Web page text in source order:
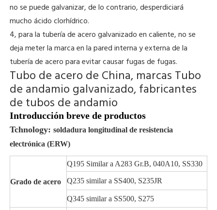
no se puede galvanizar, de lo contrario, desperdiciará
mucho ácido clorhídrico.
4, para la tubería de acero galvanizado en caliente, no se
deja meter la marca en la pared interna y externa de la
tubería de acero para evitar causar fugas de fugas.
Tubo de acero de China, marcas Tubo
de andamio galvanizado, fabricantes
de tubos de andamio
Introducción breve de productos
Tchnology: soldadura longitudinal de resistencia
electrónica (ERW)
Grado de acero
Q195 Similar a A283 Gr.B, 040A10, SS330
Q235 similar a SS400, S235JR
Q345 similar a SS500, S275